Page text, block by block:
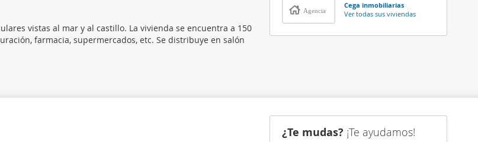
Agencia
Cega inmobiliarias
Ver todas sus viviendas
vistas al mar y al castillo. La vivienda se encuentra a 150
farmacia, supermercados, etc. Se distribuye en salón
¿Te mudas? ¡Te ayudamos!